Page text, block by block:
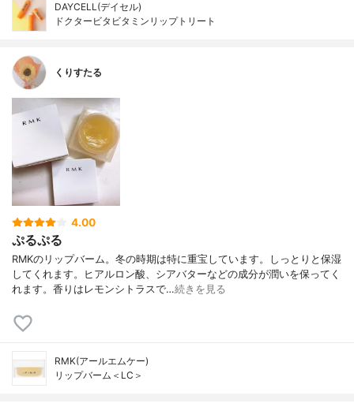
DAYCELL(デイセル)
ドクタービタビタミンリップトリート
くりすたる
4.00
ぷるぷる
RMKのリップバーム。冬の時期は特に重宝しています。しっとりと保湿
してくれます。ヒアルロン酸、シアバターなどの成分が潤いを保ってく
れます。香りはレモンシトラスで…続きを見る
RMK(アールエムケー)
リップバーム＜LC＞